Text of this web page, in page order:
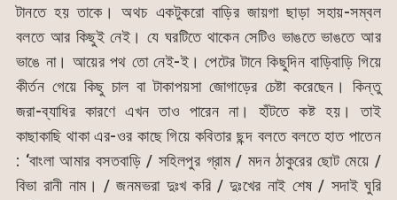
টানতে হয় তাকে। অথচ একটুকরো বাড়ির জায়গা ছাড়া সহায়-সম্বল
বলতে আর কিছুই নেই। যে ঘরটিতে থাকেন সেটিও ভাঙতে ভাঙতে আর
ভাঙে না। আয়ের পথ তো নেই-ই। পেটের টানে কিছুদিন বাড়িবাড়ি গিয়ে
কীর্তন গেয়ে কিছু চাল বা টাকাপয়সা জোগাড়ের চেষ্টা করেছেন। কিন্তু
জরা-ব্যাধির কারণে এখন তাও পারেন না। হাঁটতে কষ্ট হয়। তাই
কাছাকাছি থাকা এর-ওর কাছে গিয়ে কবিতার ছন্দ বলতে বলতে হাত পাতেন
: ‘বাংলা আমার বসতবাড়ি / সহিলপুর গ্রাম / মদন ঠাকুরের ছোট মেয়ে /
বিভা রানী নাম। / জনমভরা দুঃখ করি / দুঃখের নাই শেষ / সদাই ঘুরি